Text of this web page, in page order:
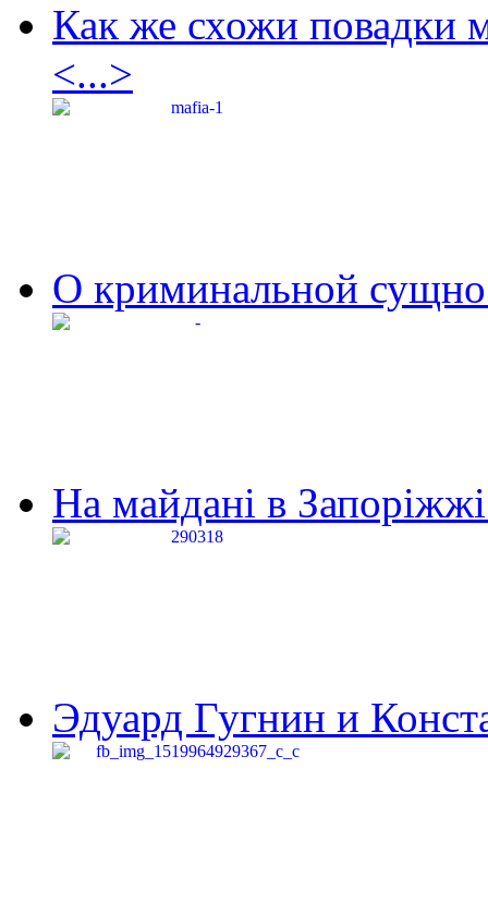
Как же схожи повадки
<...>
О криминальной
На майдані в
Эдуард Гугнин и